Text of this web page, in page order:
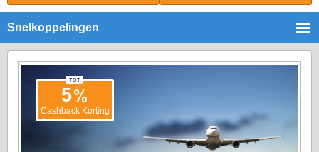
Snelkoppelingen
5%
Cashback Korting
TOT